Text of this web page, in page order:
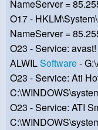
NameServer =
O17 -
NameServer =
O23 - Service:
ALWILSoftware-
O23 - Service: Ati
O23 - Service: ATI